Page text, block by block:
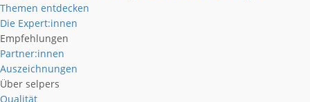
Themen entdecken
Die Expert:innen
Empfehlungen
Partner:innen
Auszeichnungen
Über selpers
Qualität